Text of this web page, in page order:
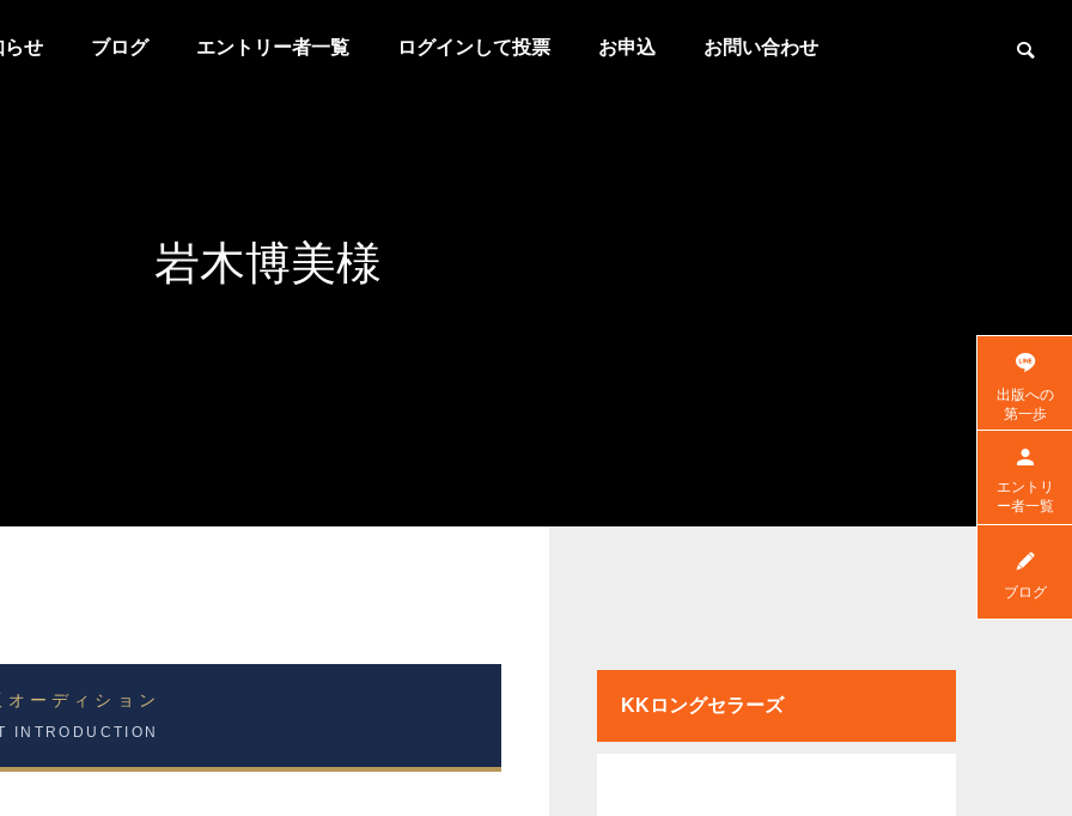
らせ ブログ エントリー者一覧 ログインして投票 お申込 お問い合わせ
岩木博美様
オーディション
INTRODUCTION
KKロングセラーズ
出版への
第一歩
エントリ
ー者一覧
ブログ